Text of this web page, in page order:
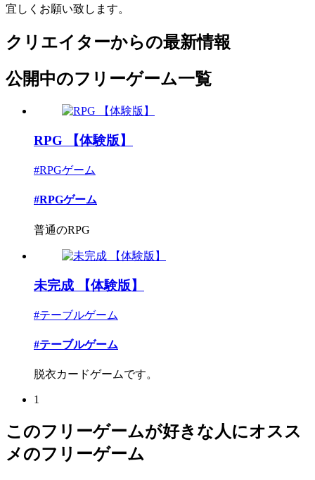
宜しくお願い致します。
クリエイターからの最新情報
公開中のフリーゲーム一覧
RPG 【体験版】
#RPGゲーム
#RPGゲーム
普通のRPG
未完成 【体験版】
#テーブルゲーム
#テーブルゲーム
脱衣カードゲームです。
1
このフリーゲームが好きな人にオスス
メのフリーゲーム